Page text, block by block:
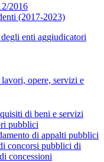
2016
(2017-2023)
enti aggiudicatori
opere, servizi e
di beni e servizi
pubblici
di appalti pubblici
concorsi pubblici di
concessioni